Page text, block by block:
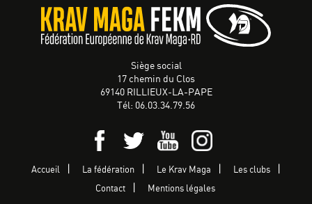
Siège social
17 chemin du Clos
69140 RILLIEUX-LA-PAPE
Tél: 06.03.34.79.56
Accueil La fédération Le Krav Maga Les clubs
Contact Mentions légales